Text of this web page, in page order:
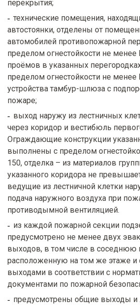
перекрытия;
технические помещения,
автостоянки, отделены от
автомобилей противопожарной
пределом огнестойкости не менее
проёмов в указанных
пределом огнестойкости не менее
устройства тамбур-шлюза с
пожаре;
выход наружу из лестничных
через коридор и вестибюль
Ограждающие конструкции
выполнены с пределом
150, отделка – из материалов
указанного коридора не
ведущие из лестничной клетки
подача наружного воздуха при
противодымной вентиляцией.
из каждой пожарной секции
предусмотрено не менее двух
выходов, в том числе в
расположенную на том же этаже и
выходами в соответствии с
документами по пожарной
предусмотрены общие выходы и